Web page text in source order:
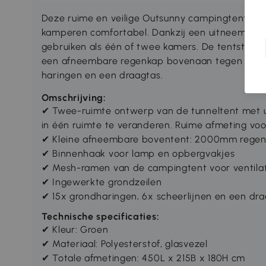
Deze ruime en veilige Outsunny campingtent
kamperen comfortabel. Dankzij een
gebruiken als één of twee kamers. De tentstof
een afneembare regenkap bovenaan tegen
haringen en een draagtas.
Omschrijving:
✔ Twee-ruimte ontwerp van de tunneltent met
in één ruimte te veranderen. Ruime afmeting
✔ Kleine afneembare boventent: 2000mm
✔ Binnenhaak voor lamp en opbergvakjes
✔ Mesh-ramen van de campingtent voor
✔ Ingewerkte grondzeilen
✔ 15x grondharingen, 6x scheerlijnen en een
Technische specificaties:
✔ Kleur: Groen
✔ Materiaal: Polyesterstof, glasvezel
✔ Totale afmetingen: 450L x 215B x 180H cm